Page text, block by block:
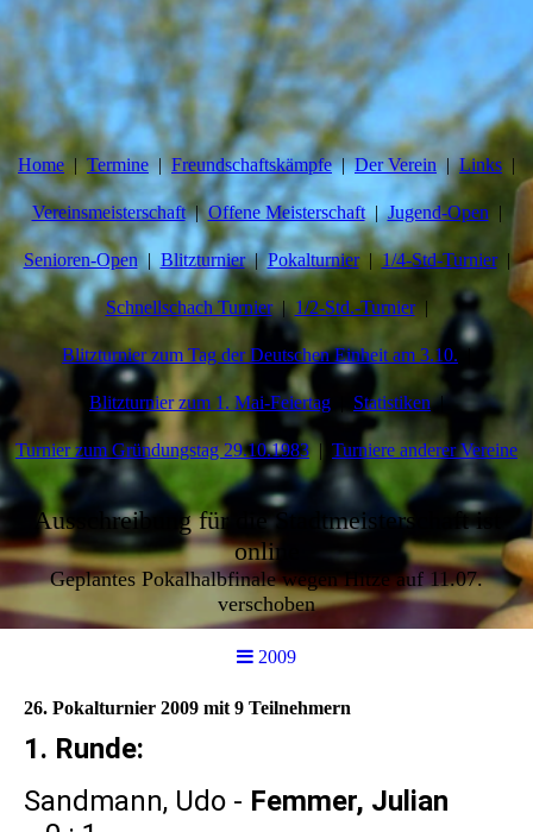
Home Termine Freundschaftskämpfe Der Verein Links
Vereinsmeisterschaft Offene Meisterschaft Jugend-Open
Senioren-Open Blitzturnier Pokalturnier 1/4-Std-Turnier
Schnellschach Turnier 1/2-Std.-Turnier
Blitzturnier zum Tag der Deutschen Einheit am 3.10.
Blitzturnier zum 1. Mai-Feiertag Statistiken
Turnier zum Gründungstag 29.10.1983 Turniere anderer Vereine
Ausschreibung für die Stadtmeisterschaft ist
online
Geplantes Pokalhalbfinale wegen Hitze auf 11.07.
verschoben
2009
26. Pokalturnier 2009 mit 9 Teilnehmern
1. Runde:
Sandmann, Udo - Femmer, Julian